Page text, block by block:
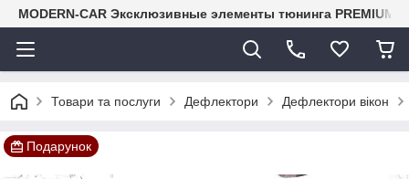
MODERN-CAR Эксклюзивные элементы тюнинга PREMIUM-
Товари та послуги Дефлектори Дефлектори вікон
Подарунок